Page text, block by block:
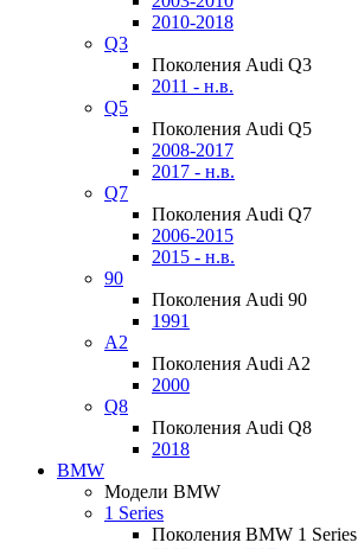
2010-2018
Q3
Поколения Audi Q3
2011 - н.в.
Q5
Поколения Audi Q5
2008-2017
2017 - н.в.
Q7
Поколения Audi Q7
2006-2015
2015 - н.в.
90
Поколения Audi 90
1991
A2
Поколения Audi A2
2000
Q8
Поколения Audi Q8
2018
BMW
Модели BMW
1 Series
Поколения BMW 1 Series